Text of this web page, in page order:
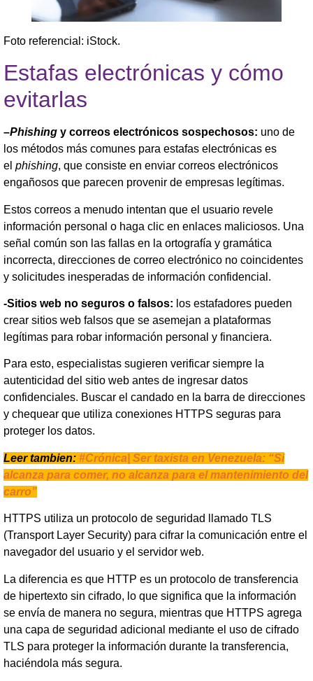
Foto referencial: iStock.
Estafas electrónicas y cómo
evitarlas
–Phishing y correos electrónicos sospechosos: uno de
los métodos más comunes para estafas electrónicas es
el phishing, que consiste en enviar correos electrónicos
engañosos que parecen provenir de empresas legítimas.
Estos correos a menudo intentan que el usuario revele
información personal o haga clic en enlaces maliciosos. Una
señal común son las fallas en la ortografía y gramática
incorrecta, direcciones de correo electrónico no coincidentes
y solicitudes inesperadas de información confidencial.
-Sitios web no seguros o falsos: los estafadores pueden
crear sitios web falsos que se asemejan a plataformas
legítimas para robar información personal y financiera.
Para esto, especialistas sugieren verificar siempre la
autenticidad del sitio web antes de ingresar datos
confidenciales. Buscar el candado en la barra de direcciones
y chequear que utiliza conexiones HTTPS seguras para
proteger los datos.
Leer tambien: #Crónica| Ser taxista en Venezuela: “Si
alcanza para comer, no alcanza para el mantenimiento del
carro”
HTTPS utiliza un protocolo de seguridad llamado TLS
(Transport Layer Security) para cifrar la comunicación entre el
navegador del usuario y el servidor web.
La diferencia es que HTTP es un protocolo de transferencia
de hipertexto sin cifrado, lo que significa que la información
se envía de manera no segura, mientras que HTTPS agrega
una capa de seguridad adicional mediante el uso de cifrado
TLS para proteger la información durante la transferencia,
haciéndola más segura.